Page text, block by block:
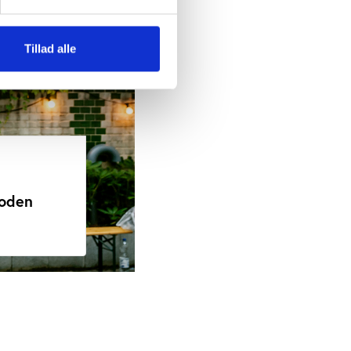
Tillad alle